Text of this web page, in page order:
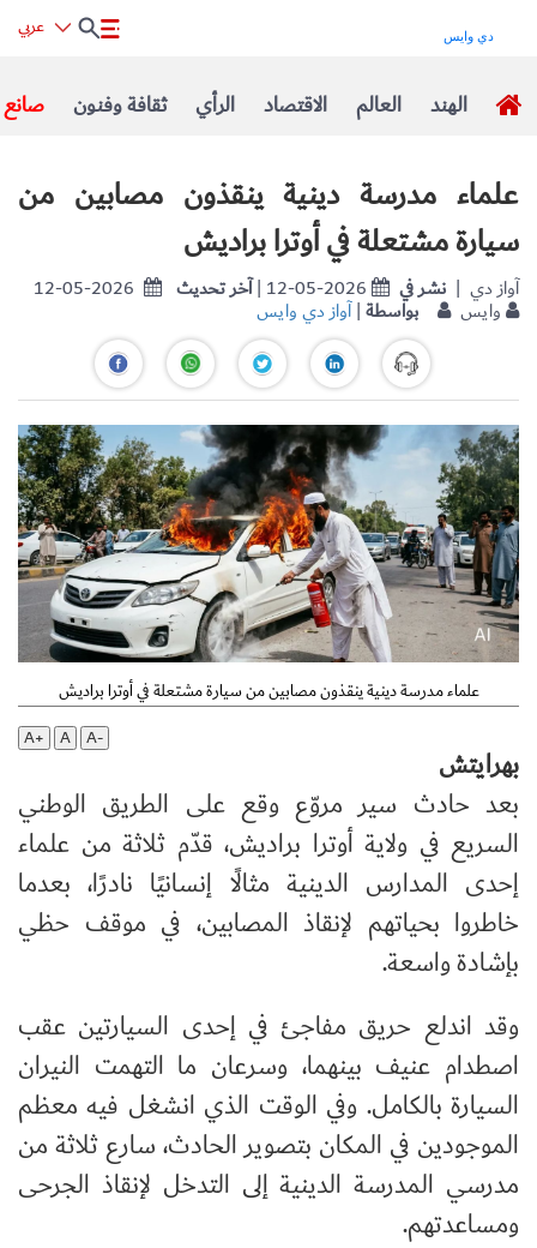
صانع ثقافة وفنون الرأي الاقتصاد العالم الهند
علماء مدرسة دينية ينقذون مصابين من
سيارة مشتعلة في أوترا براديش
12-05-2026 آخر تحديث| 12-05-2026 نشر في | آواز دي
وايس بواسطة|آواز دي وايس
علماء مدرسة دينية ينقذون مصابين من سيارة مشتعلة في أوترا براديش
A+
A A-
بهرايتش
بعد حادث سير مروّع وقع على الطريق الوطني
السريع في ولاية أوترا براديش، قدّم ثلاثة من علماء
إحدى المدارس الدينية مثالًا إنسانيًا نادرًا، بعدما
خاطروا بحياتهم لإنقاذ المصابين، في موقف حظي
بإشادة واسعة.
وقد اندلع حريق مفاجئ في إحدى السيارتين عقب
اصطدام عنيف بينهما، وسرعان ما التهمت النيران
السيارة بالكامل. وفي الوقت الذي انشغل فيه معظم
الموجودين في المكان بتصوير الحادث، سارع ثلاثة من
مدرسي المدرسة الدينية إلى التدخل لإنقاذ الجرحى
ومساعدتهم.